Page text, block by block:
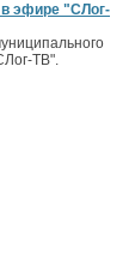
эфире "СЛог-
ТВ".